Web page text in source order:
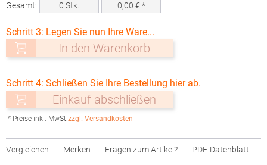
Gesamt: 0 Stk. 0,00 € *
Schritt 3: Legen Sie nun Ihre Ware...
In den Warenkorb
Schritt 4: Schließen Sie Ihre Bestellung hier ab.
Einkauf abschließen
* Preise inkl. MwSt.zzgl. Versandkosten
Vergleichen Merken Fragen zum Artikel? PDF-Datenblatt